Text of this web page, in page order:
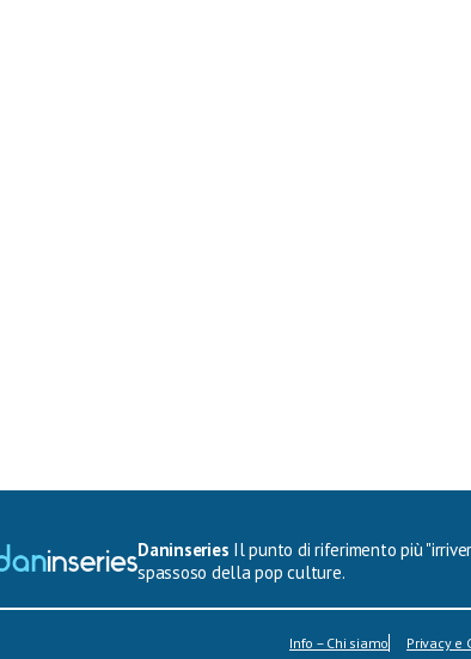
Daninseries Il punto di riferimento più
spassoso della pop culture.
Info – Chi siamo Privacy e